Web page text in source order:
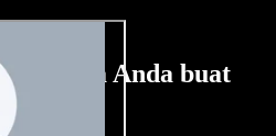
bisa Anda buat